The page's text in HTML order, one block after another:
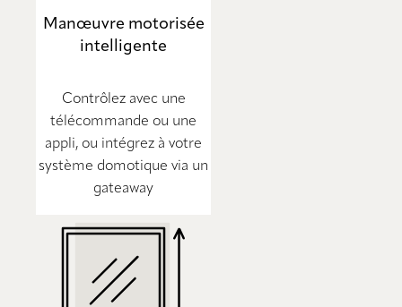
Manœuvre motorisée
intelligente
Contrôlez avec une
télécommande ou une
appli, ou intégrez à votre
système domotique via un
gateaway